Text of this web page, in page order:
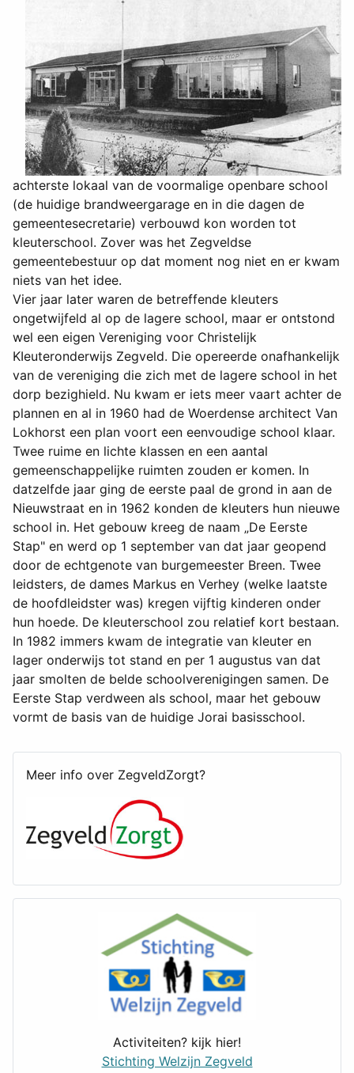
Meer info over ZegveldZorgt?
Activiteiten? kijk hier!
Stichting Welzijn Zegveld
achterste lokaal van de voormalige openbare school
(de huidige brandweergarage en in die dagen de
gemeentesecretarie) verbouwd kon worden tot
kleuterschool. Zover was het Zegveldse
gemeentebestuur op dat moment nog niet en er kwam
niets van het idee.
Vier jaar later waren de betreffende kleuters
ongetwijfeld al op de lagere school, maar er ontstond
wel een eigen Vereniging voor Christelijk
KIeuteronderwijs Zegveld. Die opereerde onafhankelijk
van de vereniging die zich met de lagere school in het
dorp bezighield. Nu kwam er iets meer vaart achter de
plannen en al in 1960 had de Woerdense architect Van
Lokhorst een plan voort een eenvoudige school klaar.
Twee ruime en lichte klassen en een aantal
gemeenschappelijke ruimten zouden er komen. In
datzelfde jaar ging de eerste paal de grond in aan de
Nieuwstraat en in 1962 konden de kleuters hun nieuwe
school in. Het gebouw kreeg de naam „De Eerste
Stap" en werd op 1 september van dat jaar geopend
door de echtgenote van burgemeester Breen. Twee
leidsters, de dames Markus en Verhey (welke laatste
de hoofdleidster was) kregen vijftig kinderen onder
hun hoede. De kleuterschool zou relatief kort bestaan.
In 1982 immers kwam de integratie van kleuter en
lager onderwijs tot stand en per 1 augustus van dat
jaar smolten de belde schoolverenigingen samen. De
Eerste Stap verdween als school, maar het gebouw
vormt de basis van de huidige Jorai basisschool.